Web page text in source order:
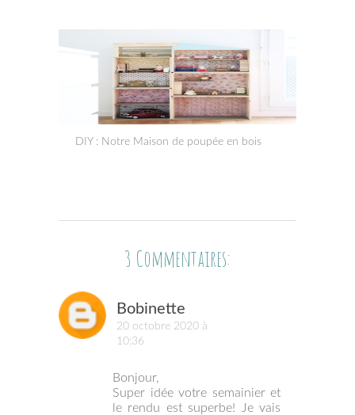
DIY : Notre Maison de poupée en bois
3 Commentaires:
Bobinette
20 octobre 2020 à
10:36
Bonjour,
Super idée votre semainier et
le rendu est superbe! Je vais